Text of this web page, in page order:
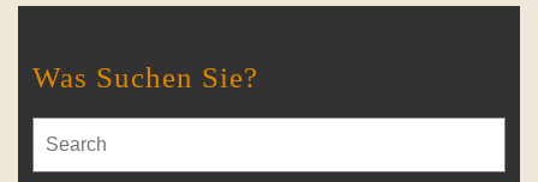
Was Suchen Sie?
for: